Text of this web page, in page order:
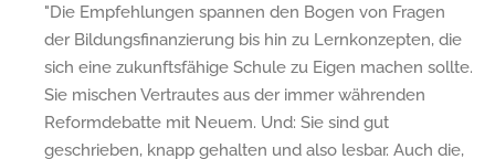
"Die Empfehlungen spannen den Bogen von Fragen
der Bildungsfinanzierung bis hin zu Lernkonzepten, die
sich eine zukunftsfähige Schule zu Eigen machen sollte.
Sie mischen Vertrautes aus der immer währenden
Reformdebatte mit Neuem. Und: Sie sind gut
geschrieben, knapp gehalten und also lesbar. Auch die,